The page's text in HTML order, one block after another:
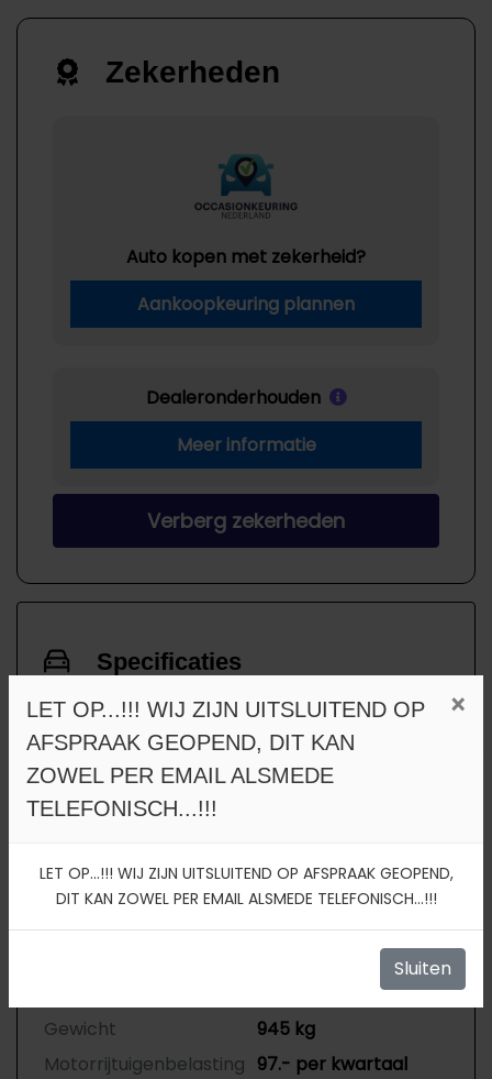
Zekerheden
Auto kopen met zekerheid?
Aankoopkeuring plannen
Dealeronderhouden
Meer informatie
Verberg zekerheden
Specificaties
BTW of Marge
Marge
APK vervaldatum
31-08-2027
Tellerstand
109.825 KM
Carrosserie
Bekleding
Stof
Interieurkleur
Zwart
Gewicht
945 kg
Motorrijtuigenbelasting 97.- per kwartaal
Tijdelijk uitsluitend geopend op afspraak.
Sluiten
LET OP...!!! WIJ ZIJN UITSLUITEND OP
AFSPRAAK GEOPEND, DIT KAN
ZOWEL PER EMAIL ALSMEDE
TELEFONISCH...!!!
×
LET OP...!!! WIJ ZIJN UITSLUITEND OP AFSPRAAK GEOPEND,
DIT KAN ZOWEL PER EMAIL ALSMEDE TELEFONISCH...!!!
Sluiten